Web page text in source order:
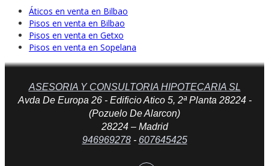
Áticos en venta en Bilbao
Pisos en venta en Bilbao
Pisos en venta en Getxo
Pisos en venta en Sopelana
ASESORIA Y CONSULTORIA HIPOTECARIA SL
Avda De Europa 26 - Edificio Atico 5, 2ª Planta 28224 -
(Pozuelo De Alarcon)
28224 – Madrid
946969278- 607645425